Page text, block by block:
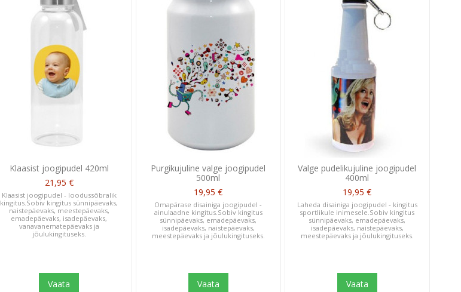
Klaasist joogipudel 420ml
21,95 €
Klaasist joogipudel - loodussõbralik
kingitus.Sobiv kingitus sünnipäevaks,
naistepäevaks, meestepäevaks,
emadepäevaks, isadepäevaks,
vanavanematepäevaks ja
jõulukingituseks.
Vaata
Purgikujuline valge joogipudel
500ml
19,95 €
Omapärase disainiga joogipudel -
ainulaadne kingitus.Sobiv kingitus
sünnipäevaks, emadepäevaks,
isadepäevaks, naistepäevaks,
meestepäevaks ja jõulukingituseks.
Vaata
Valge pudelikujuline joogipudel
400ml
19,95 €
Laheda disainiga joogipudel - kingitus
sportlikule inimesele.Sobiv kingitus
sünnipäevaks, emadepäevaks,
isadepäevaks, naistepäevaks,
meestepäevaks ja jõulukingituseks.
Vaata